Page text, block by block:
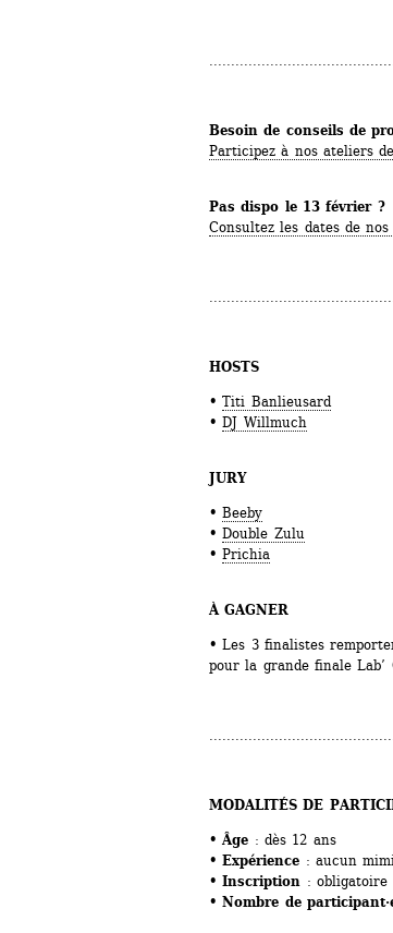
Besoin de conseils de
Participez à nos ateliers
Pas dispo le 13 février ?
Consultez les dates de
HOSTS
• Titi Banlieusard
• DJ Willmuch
JURY
• Beeby
• Double Zulu
• Prichia
À GAGNER
• Les 3 finalistes
pour la grande finale
MODALITÉS DE
• Âge : dès 12 ans
• Expérience : aucun
• Inscription : obligatoire
• Nombre de